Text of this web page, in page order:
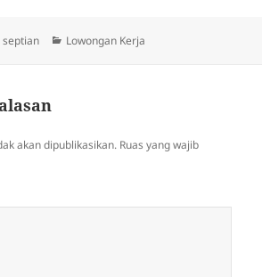
Penulis
septian Kategori
Lowongan Kerja
akan dipublikasikan. Ruas yang wajib